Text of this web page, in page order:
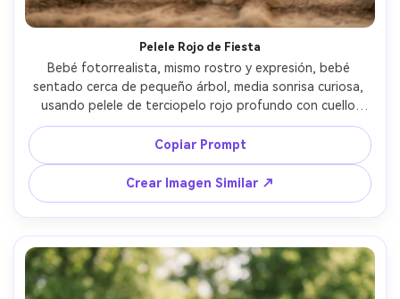
Pelele Rojo de Fiesta
Bebé fotorrealista, mismo rostro y expresión, bebé
sentado cerca de pequeño árbol, media sonrisa curiosa,
usando pelele de terciopelo rojo profundo con cuello
blanco, calcetines pequeños, fondo: luces de hadas
cálidas desenfocadas y adornos difuminados, iluminación
cálida de tungsteno, Sony A7R V, 85mm f/1.4, poca
profundidad de campo, composición centrada, gradación
rica de color, textura realista de terciopelo, ambiente
nostálgico festivo --ar 4:5
Copiar Prompt
Crear Imagen Similar ↗